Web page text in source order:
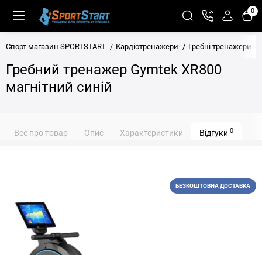
0
Спорт магазин SPORTSTART Кардіотренажери Гребні тренажери
Гребний тренажер Gymtek XR800
магнітний синій
Все про товар Опис Характеристики Відгуки 0
БЕЗКОШТОВНА ДОСТАВКА